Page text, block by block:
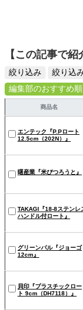
【この記事で紹
絞り込み
絞り込
編集部のおすすめ順
商品名
エンテック『P.Pロート
12.5cm（202N）』
曙産業『米びつろうと』
TAKAGI『18-8ステンレ
ハンドル付ロート』
グリーンパル『ジョーゴ
12cm』
貝印『プラスチックロー
ト 9cm（DH7118）』